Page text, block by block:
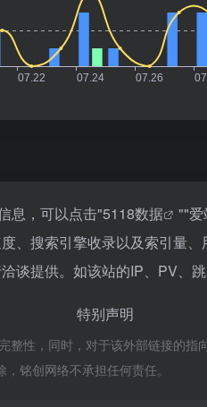
息，可以点击"5118数据 ""爱
、搜索引擎收录以及索引量
谈提供。如该站的IP、PV、跳
特别声明
性，同时，对于该外部链接的
铭创网络不承担任何责任。